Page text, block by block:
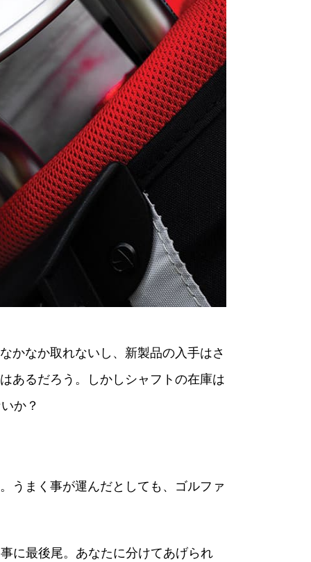
かなか取れないし、新製品の入手はさ
あるだろう。しかしシャフトの在庫は
か？
うまく事が運んだとしても、ゴルファ
に最後尾。あなたに分けてあげられ